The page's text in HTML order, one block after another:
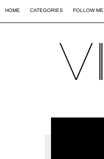
HOME CATEGORIES FOLLOW ME